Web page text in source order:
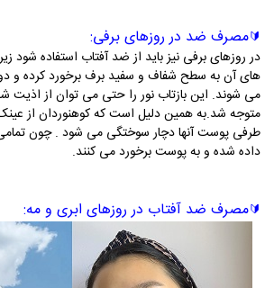
🔰مصرف ضد در روزهای برفی:
در روزهای برفی نیز باید از ضد آفتاب استفاده شود
های آن به سطح شفاف و سفید برف برخورد کرده و
می شوند. این بازتاب نور را حتی می توان از اذیت
متوجه شد.به همین دلیل است که کوهنوردان از
طرفی پوست آنها دچار سوختگی می شود . چون تمامی
داده شده و به پوست برخورد می کنند.
🔰مصرف ضد آفتاب در روزهای ابری و مه: